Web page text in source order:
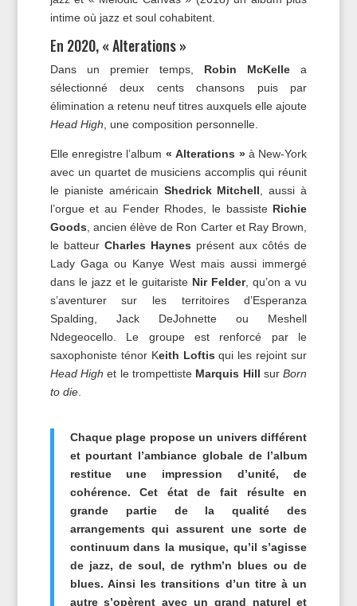
intime où jazz et soul cohabitent.
En 2020, « Alterations »
Dans un premier temps, Robin McKelle a
sélectionné deux cents chansons puis par
élimination a retenu neuf titres auxquels elle ajoute
Head High , une composition personnelle.
Elle enregistre l’album « Alterations »à New-York
avec un quartet de musiciens accomplis qui réunit
le pianiste américain Shedrick Mitchell , aussi à
l’orgue et au Fender Rhodes, le bassiste Richie
Goods , ancien élève de Ron Carter et Ray Brown,
le batteur Charles Haynes présent aux côtés de
Lady Gaga ou Kanye West mais aussi immergé
dans le jazz et le guitariste Nir Felder, qu’on a vu
s’aventurer sur les territoires d’Esperanza
Spalding, Jack DeJohnette ou Meshell
Ndegeocello. Le groupe est renforcé par le
saxophoniste ténor Keith Loftis qui les rejoint sur
Head High et le trompettiste Marquis Hill surBorn
to die.
Chaque plage propose un univers différent
et pourtant l’ambiance globale de l’album
restitue une impression d’unité, de
cohérence. Cet état de fait résulte en
grande partie de la qualité des
arrangements qui assurent une sorte de
continuum dans la musique, qu’il s’agisse
de jazz, de soul, de rythm’n blues ou de
blues. Ainsi les transitions d’un titre à un
autre s’opèrent avec un grand naturel et